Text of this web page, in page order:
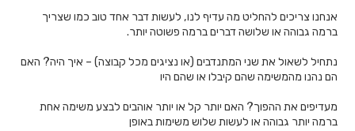
אנחנו צריכים להחליט מה עדיף לנו, לעשות דבר אחד טוב כמו שצריך
ברמה גבוהה או שלושה דברים ברמה פשוטה יותר.
נתחיל לשאול את שני המתנדבים (או נציגים מכל קבוצה) – איך היה? האם
הם נהנו מהמשימה שהם קיבלו או שהם היו
מעדיפים את ההפוך? האם יותר קל או יותר אוהבים לבצע משימה אחת
ברמה יותר גבוהה או לעשות שלוש משימות באופן